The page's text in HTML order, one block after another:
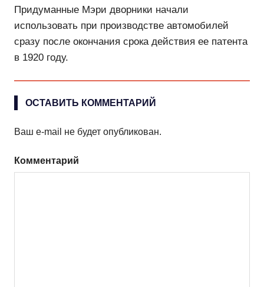
Придуманные Мэри дворники начали
использовать при производстве автомобилей
сразу после окончания срока действия ее патента
в 1920 году.
ОСТАВИТЬ КОММЕНТАРИЙ
Ваш e-mail не будет опубликован.
Комментарий